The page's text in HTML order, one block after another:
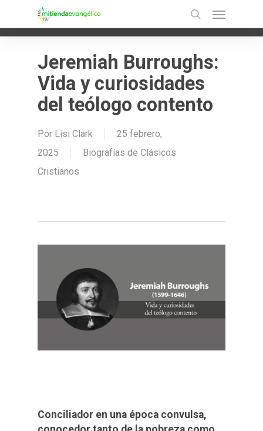
to
search
Jeremiah Burroughs:
Vida y curiosidades
del teólogo contento
Por Lisi Clark
25 febrero,
2025
Biografías de Clásicos
Cristianos
Conciliador en una época convulsa,
Ir a la versión móvil